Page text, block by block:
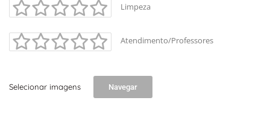
Limpeza
Atendimento/Professores
Selecionar imagens Navegar